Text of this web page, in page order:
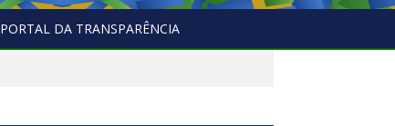
PORTAL DA TRANSPARÊNCIA